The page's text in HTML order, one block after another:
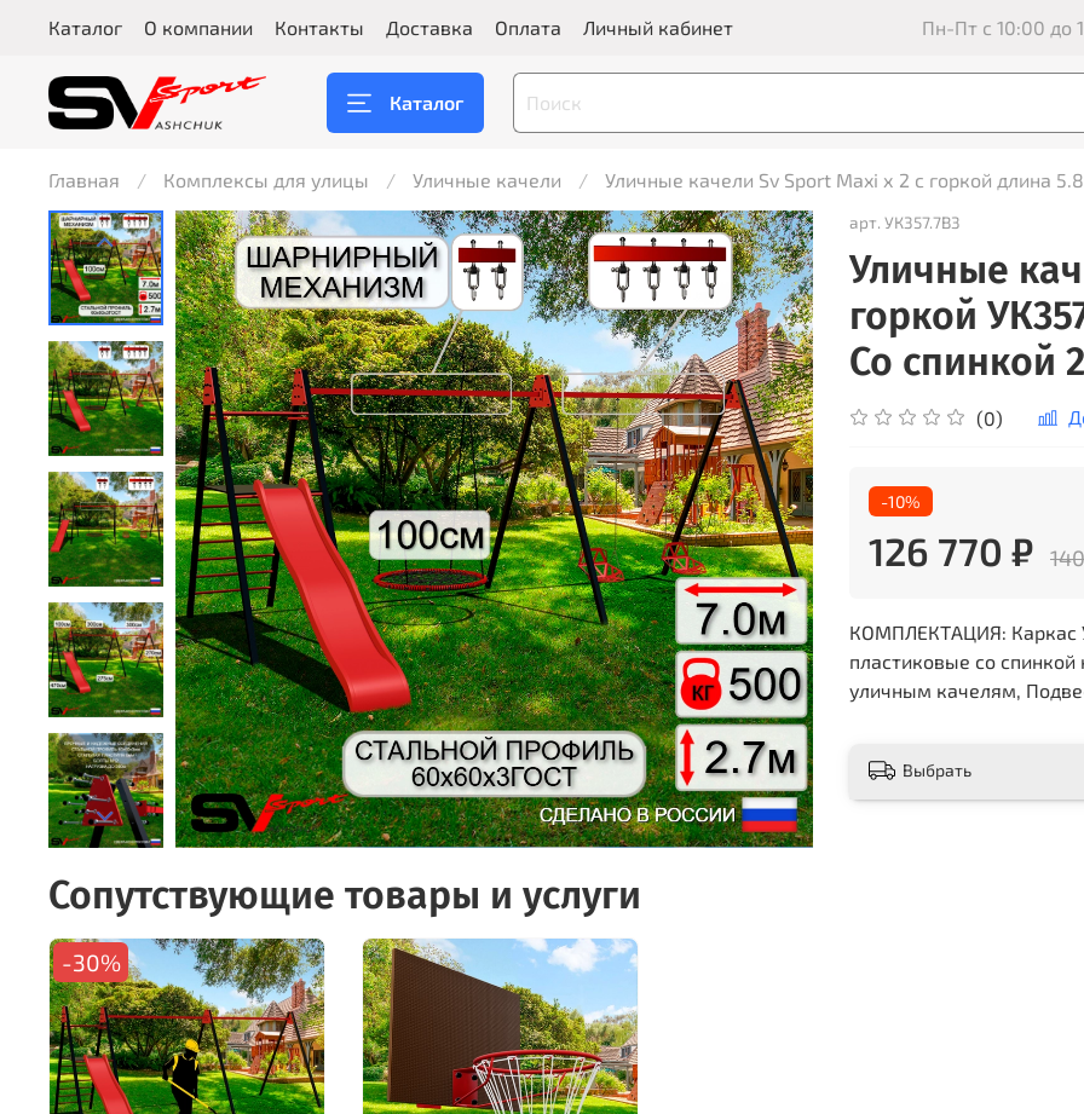
Каталог О компании Контакты Доставка Оплата Личный кабинет Пн-Пт с 10:00 до
Каталог
Главная Комплексы для улицы Уличные качели Уличные качели Sv Sport Maxi х 2 с горкой длина
арт. УК357.7В3
Уличные
горкой
Со спинкой
(0)
-10%
126 770 ₽
КОМПЛЕКТАЦИЯ: Каркас
пластиковые со
уличным качелям,
Выбрать
Сопутствующие товары и услуги
-30%